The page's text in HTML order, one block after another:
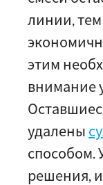
линии,
этим
внимание
удалены
способом.
решения,